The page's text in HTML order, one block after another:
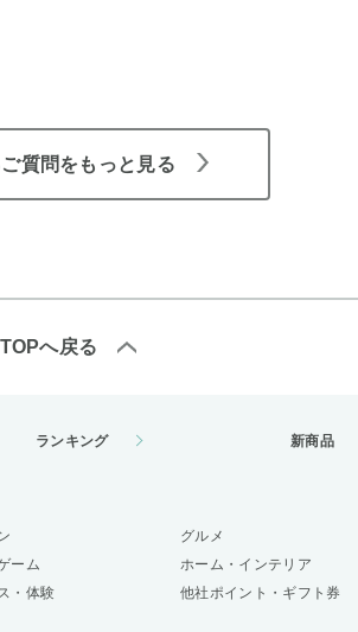
質問をもっと見る
TOPへ戻る
ランキング 新商品
グルメ
ーム ホーム・インテリア
・体験 他社ポイント・ギフト券